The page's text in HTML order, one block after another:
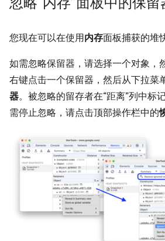
您现在可以在使用内存面板捕获的堆
如需忽略保留器，请选择一个对象，
右键点击一个保留器，然后从下拉菜
器。被忽略的留存者在“距离”列中标
需停止忽略，请点击顶部操作栏中的